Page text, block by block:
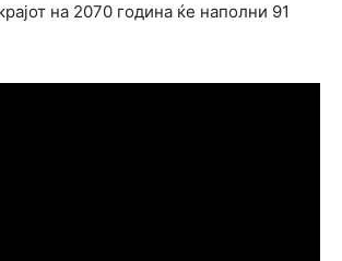
на 2070 година ќе наполни 91